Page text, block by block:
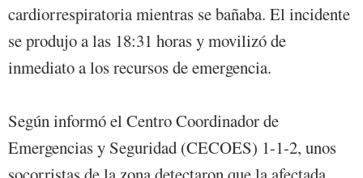
cardiorrespiratoria mientras se bañaba. El incidente
se produjo a las 18:31 horas y movilizó de
inmediato a los recursos de emergencia.
Según informó el Centro Coordinador de
Emergencias y Seguridad (CECOES) 1-1-2, unos